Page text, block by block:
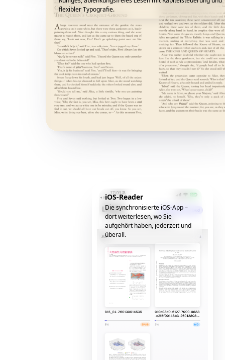
flexibler Typografie.
iOS-Reader
Die synchronisierte iOS-App –
dort weiterlesen, wo Sie
aufgehört haben, jederzeit und
überall.